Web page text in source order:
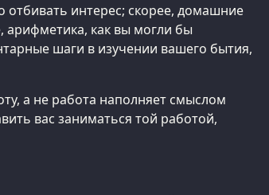
отбивать интерес; скорее, домашние
арифметика, как вы могли бы
шаги в изучении вашего бытия,
а не работа наполняет смыслом
вас заниматься той работой,